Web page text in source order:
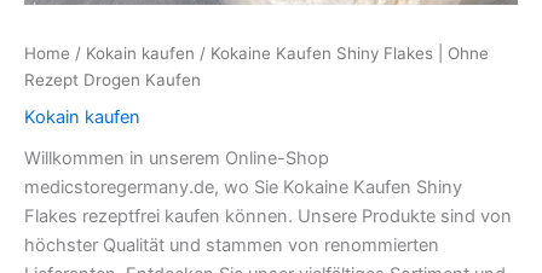
Home / Kokain kaufen / Kokaine Kaufen Shiny Flakes | Ohne
Rezept Drogen Kaufen
Kokain kaufen
Willkommen in unserem Online-Shop
medicstoregermany.de, wo Sie Kokaine Kaufen Shiny
Flakes rezeptfrei kaufen können. Unsere Produkte sind von
höchster Qualität und stammen von renommierten